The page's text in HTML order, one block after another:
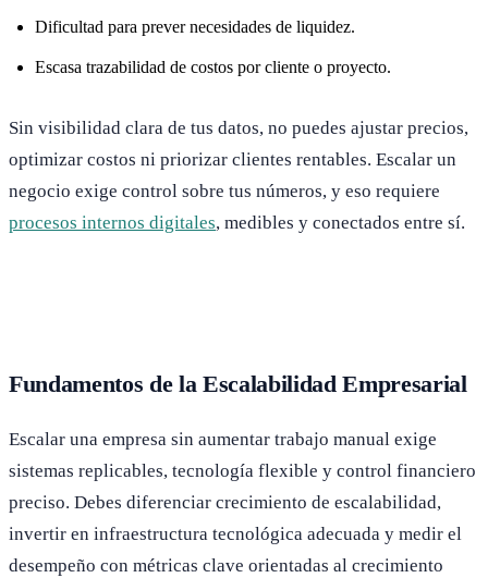
Dificultad para prever necesidades de liquidez.
Escasa trazabilidad de costos por cliente o proyecto.
Sin visibilidad clara de tus datos, no puedes ajustar precios,
optimizar costos ni priorizar clientes rentables. Escalar un
negocio exige control sobre tus números, y eso requiere
procesos internos digitales, medibles y conectados entre sí.
Fundamentos de la Escalabilidad Empresarial
Escalar una empresa sin aumentar trabajo manual exige
sistemas replicables, tecnología flexible y control financiero
preciso. Debes diferenciar crecimiento de escalabilidad,
invertir en infraestructura tecnológica adecuada y medir el
desempeño con métricas clave orientadas al crecimiento